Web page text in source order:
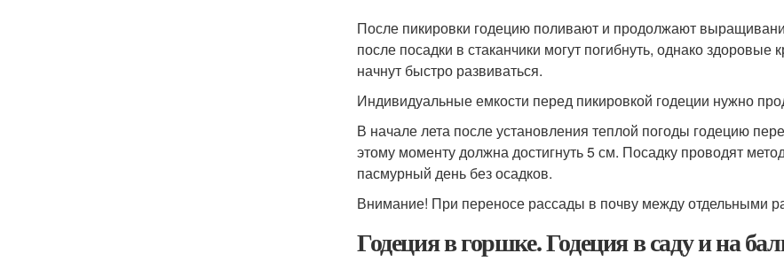
После пикировки годецию поливают и продолжают
после посадки в стаканчики могут погибнуть, однако
начнут быстро развиваться.
Индивидуальные емкости перед пикировкой годеции нужно
В начале лета после установления теплой погоды годецию
этому моменту должна достигнуть 5 см. Посадку проводят
пасмурный день без осадков.
Внимание! При переносе рассады в почву между отдельными
Годеция в горшке. Годеция в саду и на